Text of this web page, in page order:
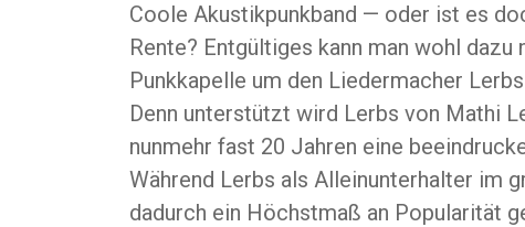
Coole Akustikpunkband — oder ist es
Rente? Entgültiges kann man wohl
Punkkapelle um den Liedermacher
Denn unterstützt wird Lerbs von Mathi
nunmehr fast 20 Jahren eine
Während Lerbs als Alleinunterhalter im
dadurch ein Höchstmaß an Popularität